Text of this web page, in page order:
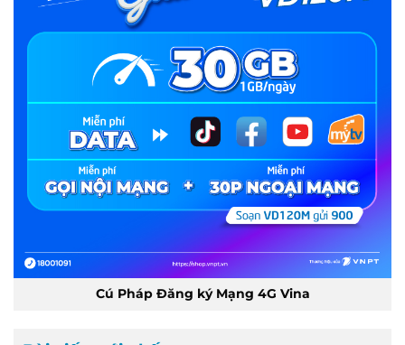
Cú Pháp Đăng ký Mạng 4G Vina